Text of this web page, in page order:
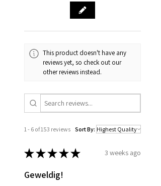
This product doesn't have any
reviews yet, so check out our
other reviews instead.
1 - 6 of 153 reviews Sort By:
★★★★★ 3 weeks ago
Geweldig!